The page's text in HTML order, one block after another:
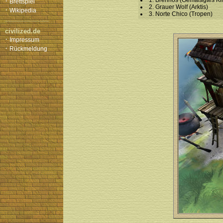
Brettspiel
·Wikipedia
civilized.de
·Impressum
·Rückmeldung
2. Grauer Wolf (Arktis)
3. Norte Chico (Tropen)